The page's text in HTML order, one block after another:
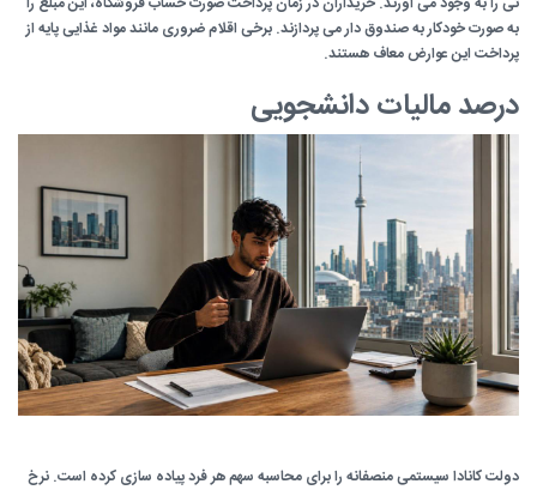
به صورت خودکار به صندوق دار می پردازند. برخی اقلام ضروری مانند مواد غذایی پایه از
پرداخت این عوارض معاف هستند.
درصد مالیات دانشجویی
دولت کانادا سیستمی منصفانه را برای محاسبه سهم هر فرد پیاده سازی کرده است. نرخ